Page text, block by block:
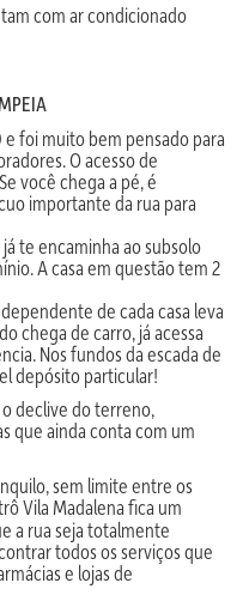
com ar condicionado
foi muito bem pensado para
O acesso de
você chega a pé, é
importante da rua para
te encaminha ao subsolo
A casa em questão tem 2
de cada casa leva
chega de carro, já acessa
Nos fundos da escada de
depósito particular!
declive do terreno,
que ainda conta com um
sem limite entre os
Vila Madalena fica um
a rua seja totalmente
todos os serviços que
e lojas de